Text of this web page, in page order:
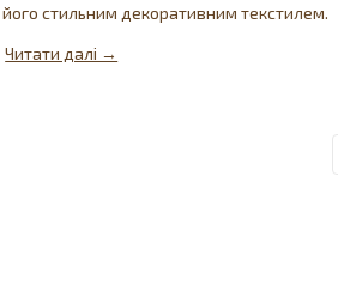
його стильним декоративним текстилем.